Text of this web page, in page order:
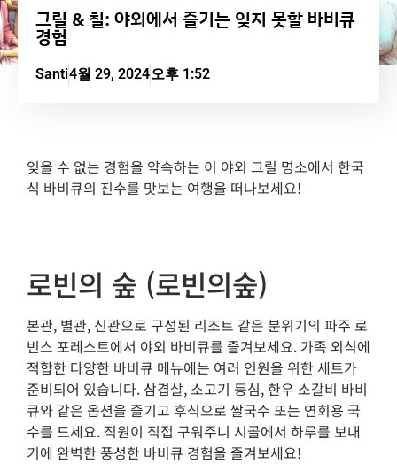
그릴 & 칠: 야외에서 즐기는 잊지 못할 바비큐
경험
Santi4월 29, 2024오후 1:52
잊을 수 없는 경험을 약속하는 이 야외 그릴 명소에서 한국
식 바비큐의 진수를 맛보는 여행을 떠나보세요!
로빈의 숲 (로빈의숲)
본관, 별관, 신관으로 구성된 리조트 같은 분위기의 파주 로
빈스 포레스트에서 야외 바비큐를 즐겨보세요. 가족 외식에
적합한 다양한 바비큐 메뉴에는 여러 인원을 위한 세트가
준비되어 있습니다. 삼겹살, 소고기 등심, 한우 소갈비 바비
큐와 같은 옵션을 즐기고 후식으로 쌀국수 또는 연회용 국
수를 드세요. 직원이 직접 구워주니 시골에서 하루를 보내
기에 완벽한 풍성한 바비큐 경험을 즐겨보세요!